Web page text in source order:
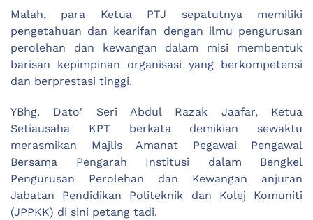
Malah, para Ketua PTJ sepatutnya memiliki
pengetahuan dan kearifan dengan ilmu pengurusan
perolehan dan kewangan dalam misi membentuk
barisan kepimpinan organisasi yang berkompetensi
dan berprestasi tinggi.
YBhg. Dato' Seri Abdul Razak Jaafar, Ketua
Setiausaha KPT berkata demikian sewaktu
merasmikan Majlis Amanat Pegawai Pengawal
Bersama Pengarah Institusi dalam Bengkel
Pengurusan Perolehan dan Kewangan anjuran
Jabatan Pendidikan Politeknik dan Kolej Komuniti
(JPPKK) di sini petang tadi.